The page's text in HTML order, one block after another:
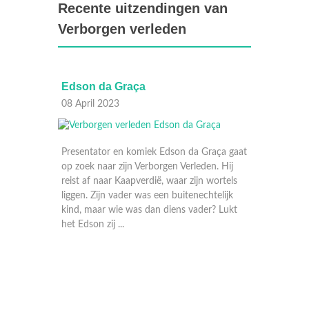
Recente uitzendingen van
Verborgen verleden
Edson da Graça
08 April 2023
Presentator en komiek Edson da Graça gaat
op zoek naar zijn Verborgen Verleden. Hij
reist af naar Kaapverdië, waar zijn wortels
liggen. Zijn vader was een buitenechtelijk
kind, maar wie was dan diens vader? Lukt
het Edson zij ...